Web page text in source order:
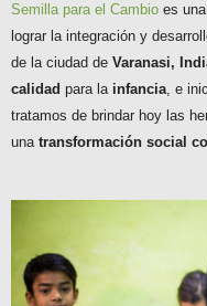
Semilla para el Cambio es
lograr la integración y
de la ciudad de Varanasi,
calidad para la infancia, e
tratamos de brindar hoy las
una transformación social